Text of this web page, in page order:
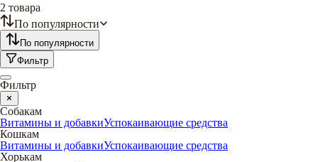
2 товара
По популярности
По популярности
Фильтр
Фильтр
Собакам
Витамины и добавкиУспокаивающие средства
Кошкам
Витамины и добавкиУспокаивающие средства
Хорькам